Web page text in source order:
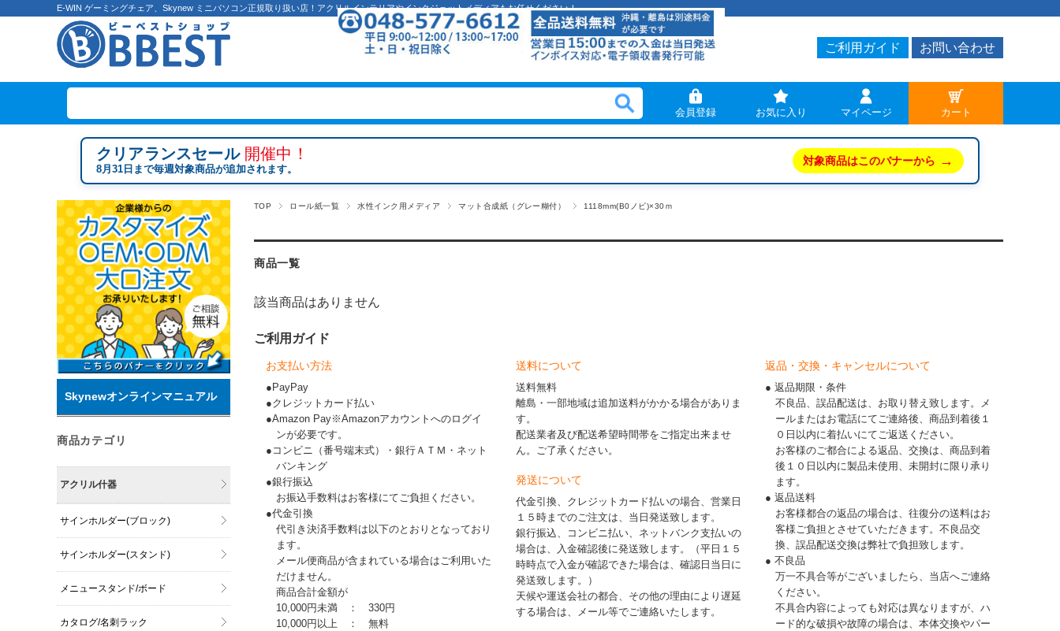
E-WIN ゲーミングチェア、Skynew ミニパソコン正規取り扱い店！アクリルインテリアやインクジェットメディアもお任せください！
ご利用ガイド お問い合わせ
会員登録 お気に入り マイページ カート
クリアランスセール 開催中！
8月31日まで毎週対象商品が追加されます。
対象商品はこのバナーから →
TOP ロール紙一覧 水性インク用メディア マット合成紙（グレー糊付） 1118mm(B0ノビ)×30ｍ
商品一覧
該当商品はありません
ご利用ガイド
お支払い方法
●PayPay
●クレジットカード払い
●Amazon Pay※Amazonアカウントへのログイ
ンが必要です。
●コンビニ（番号端末式）・銀行ＡＴＭ・ネット
バンキング
●銀行振込
お振込手数料はお客様にてご負担ください。
●代金引換
代引き決済手数料は以下のとおりとなっており
ます。
メール便商品が含まれている場合はご利用いた
だけません。
商品合計金額が
10,000円未満 ： 330円
10,000円以上 ： 無料
送料について
送料無料
離島・一部地域は追加送料がかかる場合がありま
す。
配送業者及び配送希望時間帯をご指定出来ませ
ん。ご了承ください。
発送について
代金引換、クレジットカード払いの場合、営業日
１５時までのご注文は、当日発送致します。
銀行振込、コンビニ払い、ネットバンク支払いの
場合は、入金確認後に発送致します。（平日１５
時時点で入金が確認できた場合は、確認日当日に
発送致します。）
天候や運送会社の都合、その他の理由により遅延
する場合は、メール等でご連絡いたします。
返品・交換・キャンセルについて
● 返品期限・条件
不良品、誤品配送は、お取り替え致します。メ
ールまたはお電話にてご連絡後、商品到着後１
０日以内に着払いにてご返送ください。
お客様のご都合による返品、交換は、商品到着
後１０日以内に製品未使用、未開封に限り承り
ます。
● 返品送料
お客様都合の返品の場合は、往復分の送料はお
客様ご負担とさせていただきます。不良品交
換、誤品配送交換は弊社で負担致します。
● 不良品
万一不具合等がございましたら、当店へご連絡
ください。
不具合内容によっても対応は異なりますが、ハ
ード的な破損や故障の場合は、本体交換やパー
Skynewオンラインマニュアル
商品カテゴリ
アクリル什器
サインホルダー(ブロック)
サインホルダー(スタンド)
メニュースタンド/ボード
カタログ/名刺ラック